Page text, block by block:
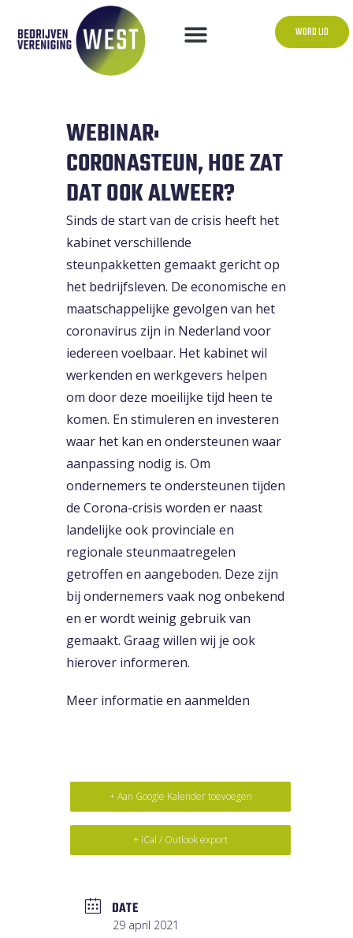
WORD LID
WEBINAR:
CORONASTEUN, HOE ZAT
DAT OOK ALWEER?
Sinds de start van de crisis heeft het
kabinet verschillende
steunpakketten gemaakt gericht op
het bedrijfsleven. De economische en
maatschappelijke gevolgen van het
coronavirus zijn in Nederland voor
iedereen voelbaar. Het kabinet wil
werkenden en werkgevers helpen
om door deze moeilijke tijd heen te
komen. En stimuleren en investeren
waar het kan en ondersteunen waar
aanpassing nodig is. Om
ondernemers te ondersteunen tijden
de Corona-crisis worden er naast
landelijke ook provinciale en
regionale steunmaatregelen
getroffen en aangeboden. Deze zijn
bij ondernemers vaak nog onbekend
en er wordt weinig gebruik van
gemaakt. Graag willen wij je ook
hierover informeren.
Meer informatie en aanmelden
+ Aan Google Kalender toevoegen
+ iCal / Outlook export
DATE
29 april 2021